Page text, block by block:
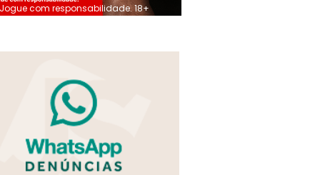
Jogue com responsabilidade. 18+